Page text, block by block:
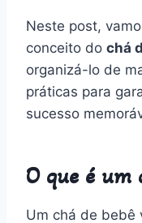
Neste post,
conceito do chá
organizá-lo de
práticas para
sucesso
O que é um
Um chá de bebê